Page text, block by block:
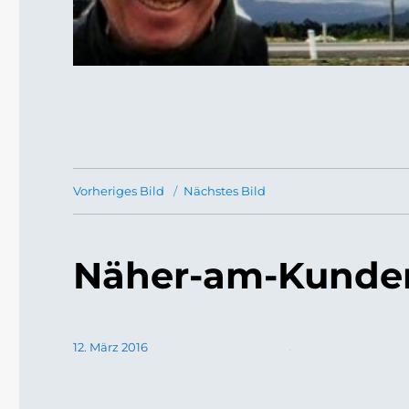
Vorheriges Bild Nächstes Bild
Näher-am-
Veröffentlicht
12. März 2016